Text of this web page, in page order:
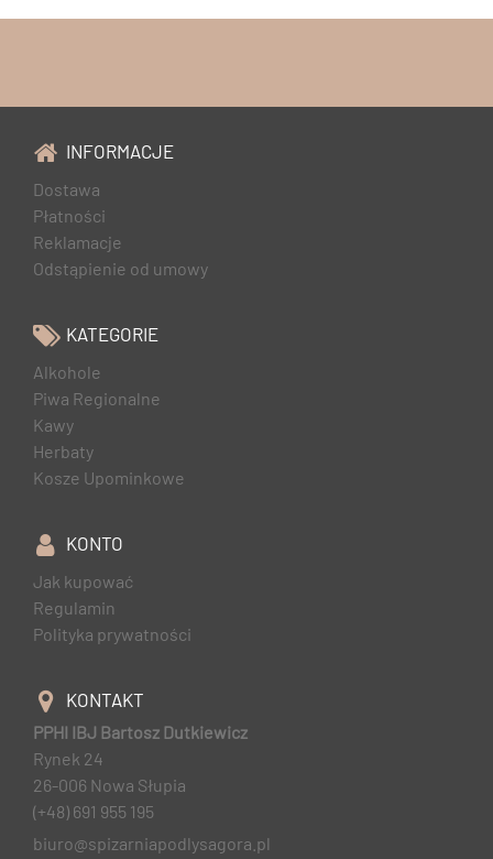
INFORMACJE
Dostawa
Płatności
Reklamacje
Odstąpienie od umowy
KATEGORIE
Alkohole
Piwa Regionalne
Kawy
Herbaty
Kosze Upominkowe
KONTO
Jak kupować
Regulamin
Polityka prywatności
KONTAKT
PPHI IBJ Bartosz Dutkiewicz
Rynek 24
26-006 Nowa Słupia
(+48) 691 955 195
biuro@spizarniapodlysagora.pl